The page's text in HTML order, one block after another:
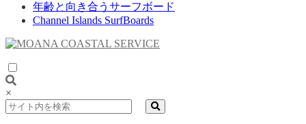
年齢と向き合うサーフボード
Channel Islands SurfBoards
×